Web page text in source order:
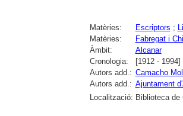
Matèries: Escriptors ;
Matèries:
Fabregat i
Àmbit:
Alcanar
Cronologia:
[1912 - 1994]
Autors add.: Camacho
Autors add.: Ajuntament
Localització: Biblioteca